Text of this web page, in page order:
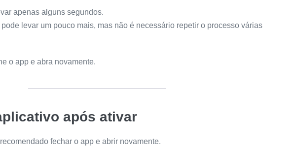
apenas alguns segundos.
levar um pouco mais, mas não é necessário repetir o processo várias
o app e abra novamente.
após ativar
fechar o app e abrir novamente.